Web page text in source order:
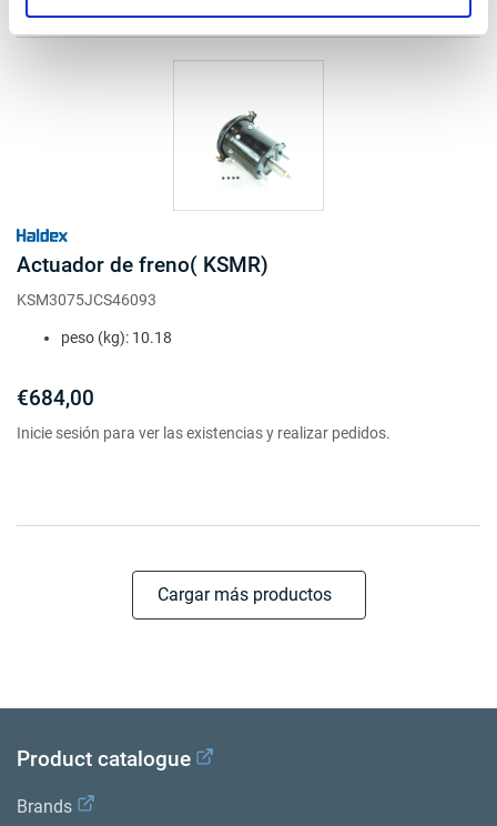
Actuador de freno( KSMR)
KSM3075JCS46093
peso (kg): 10.18
€684,00
Inicie sesión para ver las existencias y realizar pedidos.
Cargar más productos
Product catalogue
Brands